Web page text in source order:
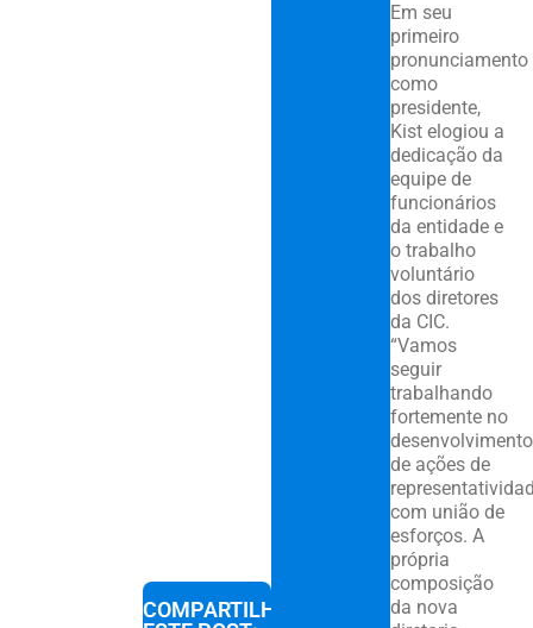
COMPARTILHE
Em seu
primeiro
pronunciamento
como
presidente,
Kist elogiou a
dedicação da
equipe de
funcionários
da entidade e
o trabalho
voluntário
dos diretores
da CIC.
“Vamos
seguir
trabalhando
fortemente no
desenvolvimento
de ações de
com união de
esforços. A
própria
composição
da nova